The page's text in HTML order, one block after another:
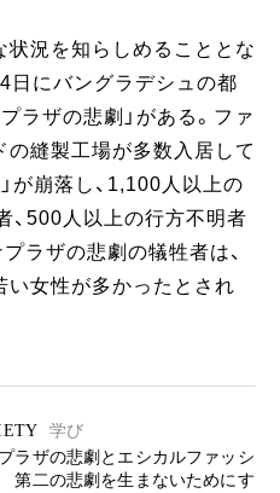
状況を知らしめることとな
日にバングラデシュの都
ラザの悲劇」がある。ファ
の縫製工場が多数入居して
が崩落し、1,100人以上の
、500人以上の行方不明者
ラザの悲劇の犠牲者は、
い女性が多かったとされ
学び
ラザの悲劇とエシカルファッシ
第二の悲劇を生まないためにす